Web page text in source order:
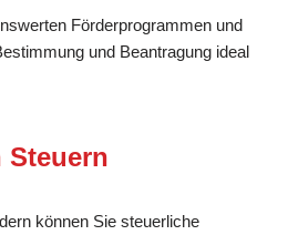
Förderprogrammen und
und Beantragung ideal
Steuern
können Sie steuerliche